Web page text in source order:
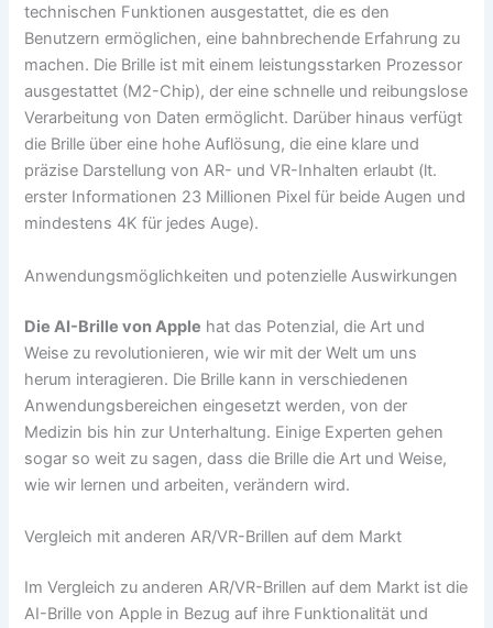
technischen Funktionen ausgestattet, die es den
Benutzern ermöglichen, eine bahnbrechende Erfahrung zu
machen. Die Brille ist mit einem leistungsstarken Prozessor
ausgestattet (M2-Chip), der eine schnelle und reibungslose
Verarbeitung von Daten ermöglicht. Darüber hinaus verfügt
die Brille über eine hohe Auflösung, die eine klare und
präzise Darstellung von AR- und VR-Inhalten erlaubt (lt.
erster Informationen 23 Millionen Pixel für beide Augen und
mindestens 4K für jedes Auge).
Anwendungsmöglichkeiten und potenzielle Auswirkungen
Die AI-Brille von Apple hat das Potenzial, die Art und
Weise zu revolutionieren, wie wir mit der Welt um uns
herum interagieren. Die Brille kann in verschiedenen
Anwendungsbereichen eingesetzt werden, von der
Medizin bis hin zur Unterhaltung. Einige Experten gehen
sogar so weit zu sagen, dass die Brille die Art und Weise,
wie wir lernen und arbeiten, verändern wird.
Vergleich mit anderen AR/VR-Brillen auf dem Markt
Im Vergleich zu anderen AR/VR-Brillen auf dem Markt ist die
AI-Brille von Apple in Bezug auf ihre Funktionalität und